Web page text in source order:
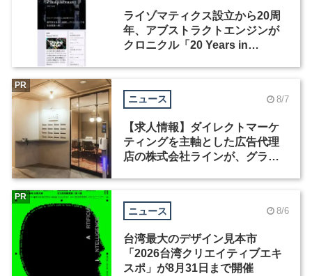
ライゾマティクス設立から20周
年、アブストラクトエンジンが
クロニクル「20 Years in
ニュース 8/7
【求人情報】ダイレクトマーケ
ティングを主軸とした広告代理
店の株式会社ラインが、グラフ
PR
ニュース 8/6
台湾最大のデザイン見本市
「2026台湾クリエイティブエキ
スポ」が8月31日まで開催
PR